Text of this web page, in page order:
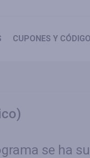
CUPONES Y
se ha